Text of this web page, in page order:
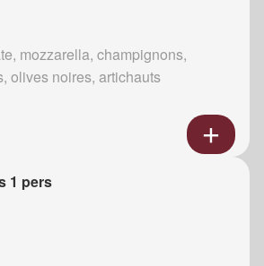
mozzarella, champignons,
olives noires, artichauts
1 pers